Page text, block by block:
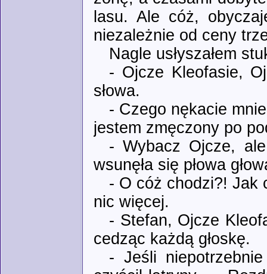
lasu. Ale cóż,
niezależnie od ceny
Nagle usłyszałem
- Ojcze Kleofasie,
słowa.
- Czego nękacie
jestem zmęczony po
- Wybacz Ojcze,
wsunęła się płowa
- O cóż chodzi?! Jak
nic więcej.
- Stefan, Ojcze
cedząc każdą głoskę.
- Jeśli